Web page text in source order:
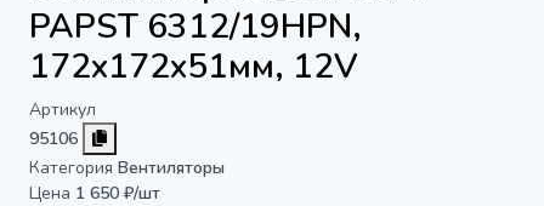
PAPST 6312/19HPN,
172x172x51мм, 12V
Артикул
95106
Категория Вентиляторы
Цена 1 650 ₽/шт